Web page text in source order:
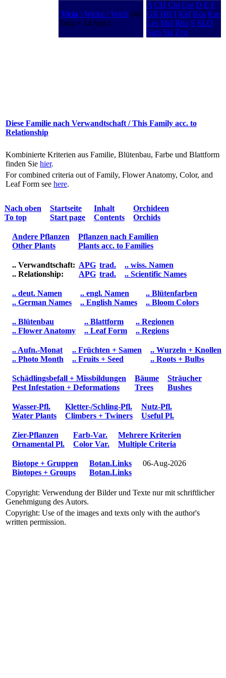
Vicia \ Wicke / Vetch (48
Taxa + 14 Syn.)
A CH Chi Cor D E F
GR HR I Kef Kos Kre
Les Mal Rho S SLO
Sam Siz Zyp
Diese Familie nach Verwandtschaft / This Family acc. to
Relationship
Kombinierte Kriterien aus Familie, Blütenbau, Farbe und Blattform
finden Sie hier.
For combined criteria out of Family, Flower Anatomy, Color, and
Leaf Form see here.
Nach oben
To top
Startseite
Start page
Inhalt
Contents
Orchideen
Orchids
Andere Pflanzen
Other Plants
Pflanzen nach Familien
Plants acc. to Families
.. Verwandtschaft:
.. Relationship:
APG
APG
trad.
trad.
.. wiss. Namen
.. Scientific Names
.. deut. Namen
.. German Names
.. engl. Namen
.. English Names
.. Blütenfarben
.. Bloom Colors
.. Blütenbau
.. Flower Anatomy
.. Blattform
.. Leaf Form
.. Regionen
.. Regions
.. Aufn.-Monat
.. Photo Month
.. Früchten + Samen
.. Fruits + Seed
.. Wurzeln + Knollen
.. Roots + Bulbs
Schädlingsbefall + Missbildungen
Pest Infestation + Deformations
Bäume
Trees
Sträucher
Bushes
Wasser-Pfl.
Water Plants
Kletter-/Schling-Pfl.
Climbers + Twiners
Nutz-Pfl.
Useful Pl.
Zier-Pflanzen
Ornamental Pl.
Farb-Var.
Color Var.
Mehrere Kriterien
Multiple Criteria
Biotope + Gruppen
Biotopes + Groups
Botan.Links
Botan.Links
06-Aug-2026
Copyright: Verwendung der Bilder und Texte nur mit schriftlicher
Genehmigung des Autors.
Copyright: Use of the images and texts only with the author's
written permission.